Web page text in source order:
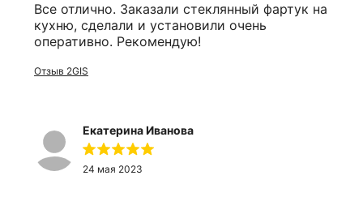
Все отлично. Заказали стеклянный фартук на
кухню, сделали и установили очень
оперативно. Рекомендую!
Отзыв 2GIS
Екатерина Иванова
24 мая 2023